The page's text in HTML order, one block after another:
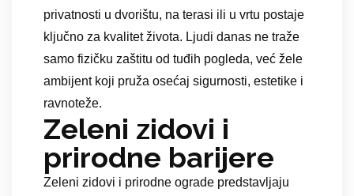
privatnosti u dvorištu, na terasi ili u vrtu postaje
ključno za kvalitet života. Ljudi danas ne traže
samo fizičku zaštitu od tuđih pogleda, već žele
ambijent koji pruža osećaj sigurnosti, estetike i
ravnoteže.
Zeleni zidovi i
prirodne barijere
Zeleni zidovi i prirodne ograde predstavljaju